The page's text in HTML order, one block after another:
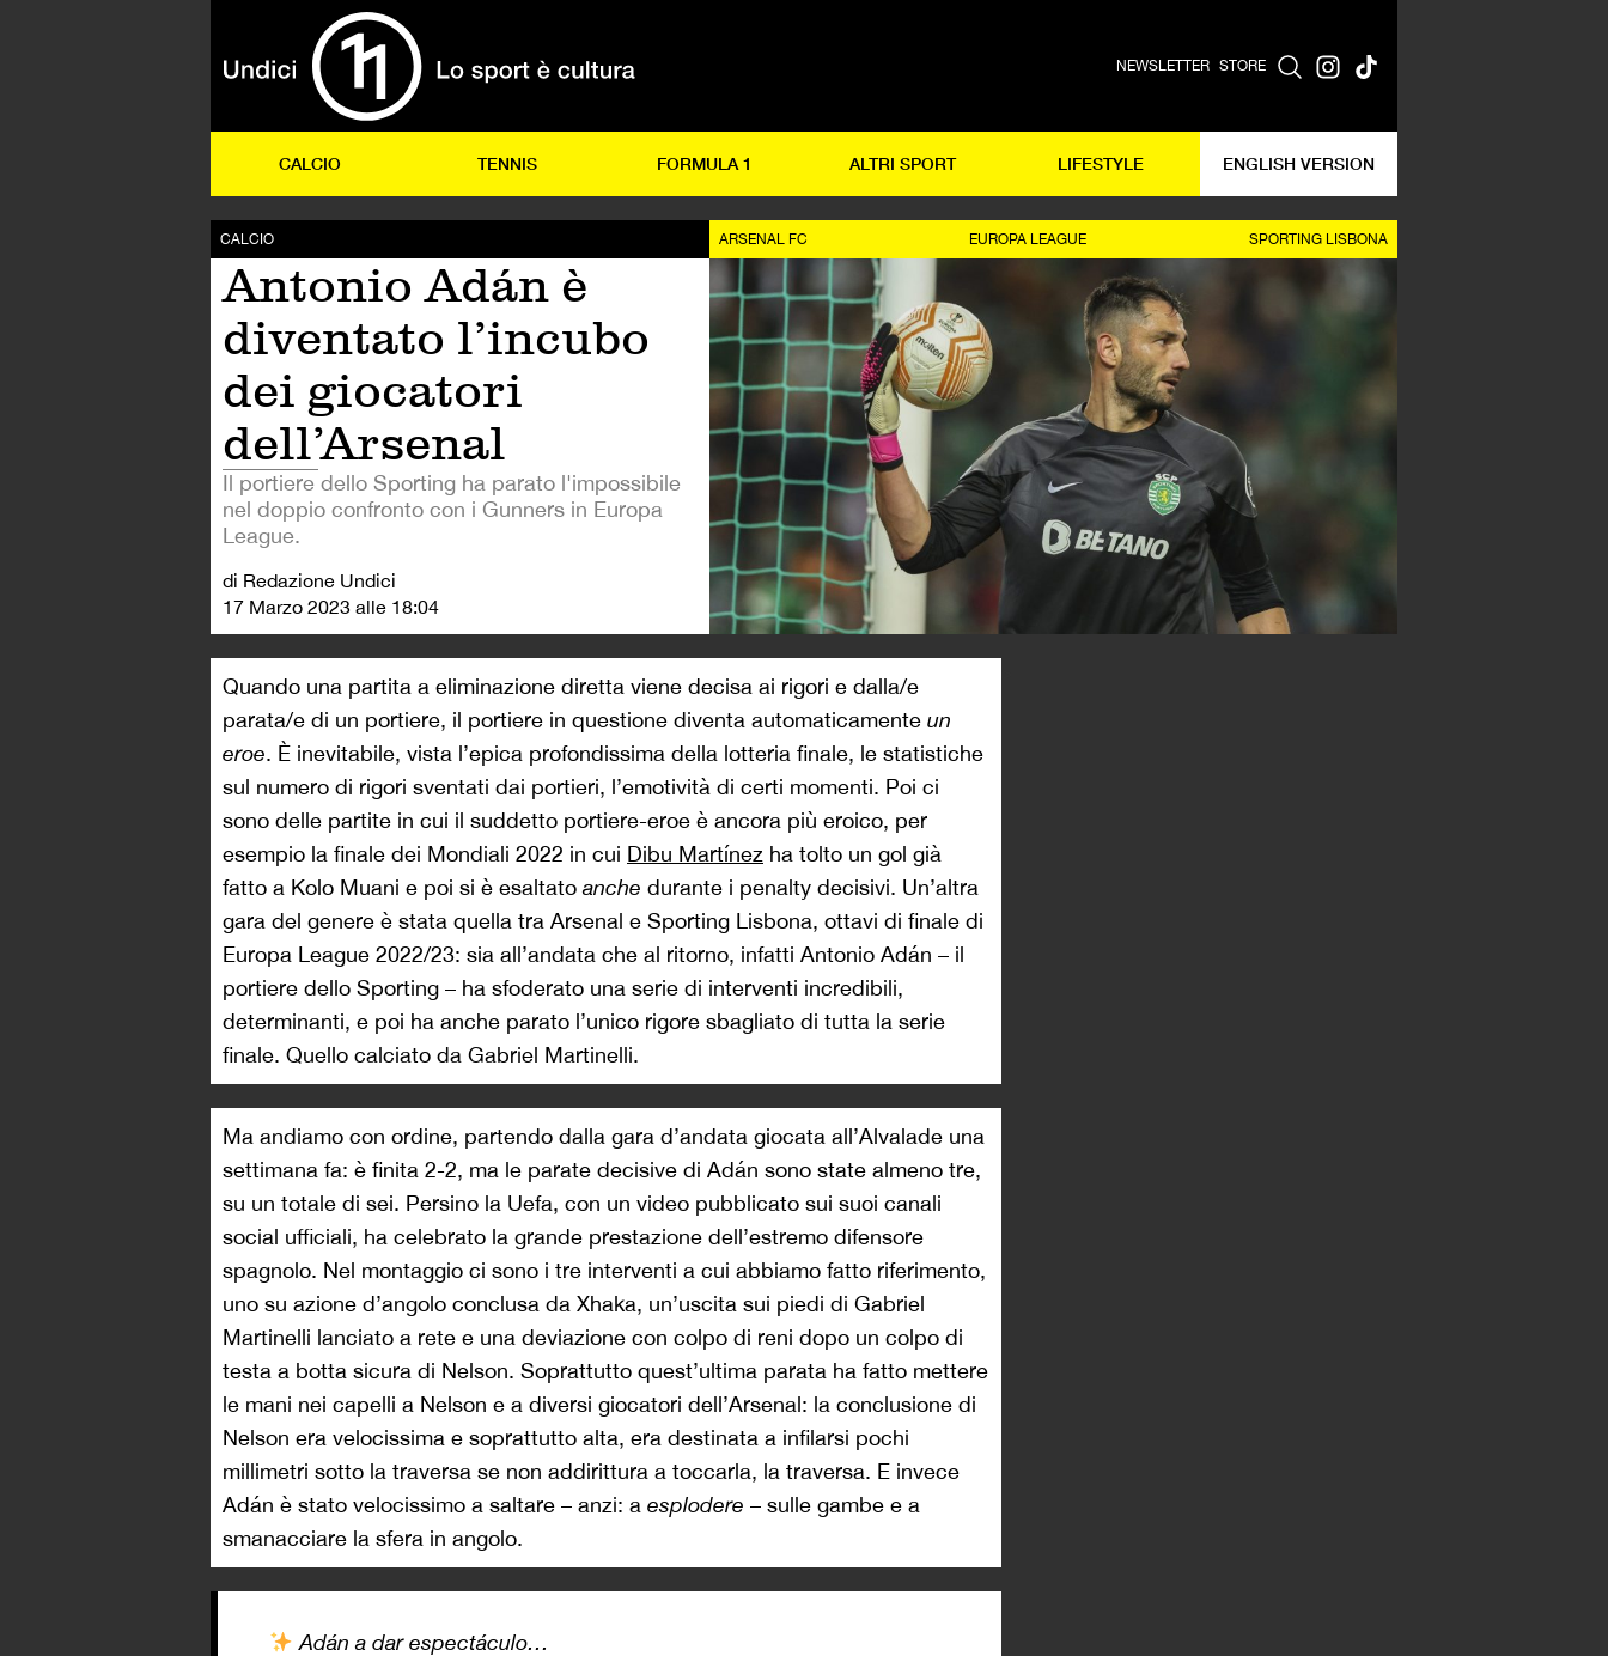
NEWSLETTER STORE
CALCIO TENNIS FORMULA 1 ALTRI SPORT LIFESTYLE ENGLISH VERSION
CALCIO
Antonio Adán è
diventato l’incubo
dei giocatori
dell’Arsenal
Il portiere dello Sporting ha parato l'impossibile
nel doppio confronto con i Gunners in Europa
League.
di Redazione Undici
17 Marzo 2023 alle 18:04
ARSENAL FC EUROPA LEAGUE SPORTING LISBONA
Quando una partita a eliminazione diretta viene decisa ai rigori e dalla/e
parata/e di un portiere, il portiere in questione diventa automaticamente un
eroe. È inevitabile, vista l’epica profondissima della lotteria finale, le statistiche
sul numero di rigori sventati dai portieri, l’emotività di certi momenti. Poi ci
sono delle partite in cui il suddetto portiere-eroe è ancora più eroico, per
esempio la finale dei Mondiali 2022 in cui Dibu Martínez ha tolto un gol già
fatto a Kolo Muani e poi si è esaltatoanche durante i penalty decisivi. Un’altra
gara del genere è stata quella tra Arsenal e Sporting Lisbona, ottavi di finale di
Europa League 2022/23: sia all’andata che al ritorno, infatti Antonio Adán – il
portiere dello Sporting – ha sfoderato una serie di interventi incredibili,
determinanti, e poi ha anche parato l’unico rigore sbagliato di tutta la serie
finale. Quello calciato da Gabriel Martinelli.
Ma andiamo con ordine, partendo dalla gara d’andata giocata all’Alvalade una
settimana fa: è finita 2-2, ma le parate decisive di Adán sono state almeno tre,
su un totale di sei. Persino la Uefa, con un video pubblicato sui suoi canali
social ufficiali, ha celebrato la grande prestazione dell’estremo difensore
spagnolo. Nel montaggio ci sono i tre interventi a cui abbiamo fatto riferimento,
uno su azione d’angolo conclusa da Xhaka, un’uscita sui piedi di Gabriel
Martinelli lanciato a rete e una deviazione con colpo di reni dopo un colpo di
testa a botta sicura di Nelson. Soprattutto quest’ultima parata ha fatto mettere
le mani nei capelli a Nelson e a diversi giocatori dell’Arsenal: la conclusione di
Nelson era velocissima e soprattutto alta, era destinata a infilarsi pochi
millimetri sotto la traversa se non addirittura a toccarla, la traversa. E invece
Adán è stato velocissimo a saltare – anzi: a esplodere – sulle gambe e a
smanacciare la sfera in angolo.
Adán a dar espectáculo…